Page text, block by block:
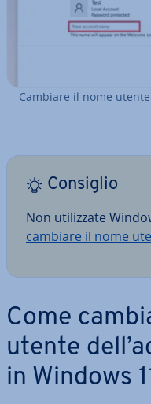
Cambiare il nome
Consiglio
Non uti­liz­za­te
cambiare il nome
Come
utente
in Windows